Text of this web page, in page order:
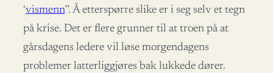
‘vismenn’’. Å etterspørre slike er i seg selv et tegn
på krise. Det er flere grunner til at troen på at
gårsdagens ledere vil løse morgendagens
problemer latterliggjøres bak lukkede dører.